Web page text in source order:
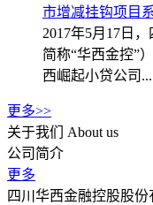
市增减挂钩项目
2017年5月17日
简称“华西金控”
西崛起小贷公司...
更多>>
关于我们
About us
公司简介
更多
四川华西金融控股股